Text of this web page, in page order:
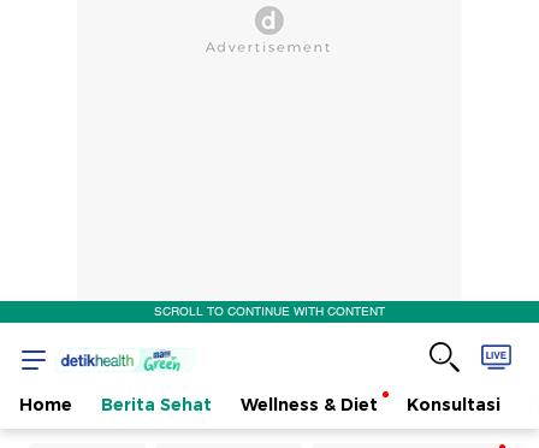
SCROLL TO CONTINUE WITH CONTENT
Home Berita Sehat Wellness & Diet Konsultasi